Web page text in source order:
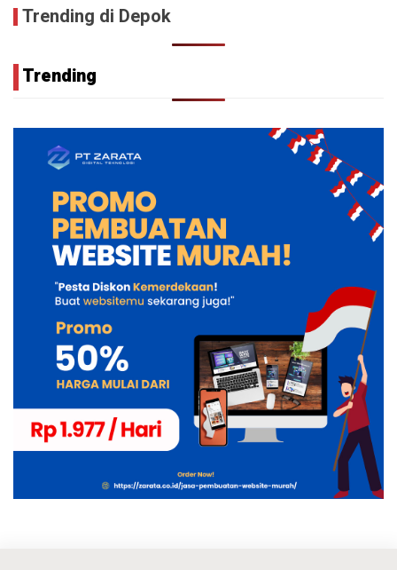
Trending di Depok
Trending